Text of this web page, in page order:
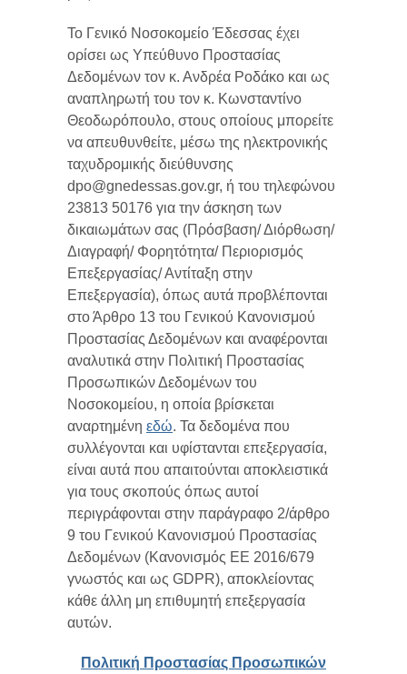
Το Γενικό Νοσοκομείο Έδεσσας έχει
ορίσει ως Υπεύθυνο Προστασίας
Δεδομένων τον κ. Ανδρέα Ροδάκο και ως
αναπληρωτή του τον κ. Κωνσταντίνο
Θεοδωρόπουλο, στους οποίους μπορείτε
να απευθυνθείτε, μέσω της ηλεκτρονικής
ταχυδρομικής διεύθυνσης
dpo@gnedessas.gov.gr, ή του τηλεφώνου
23813 50176 για την άσκηση των
δικαιωμάτων σας (Πρόσβαση/ Διόρθωση/
Διαγραφή/ Φορητότητα/ Περιορισμός
Επεξεργασίας/ Αντίταξη στην
Επεξεργασία), όπως αυτά προβλέπονται
στο Άρθρο 13 του Γενικού Κανονισμού
Προστασίας Δεδομένων και αναφέρονται
αναλυτικά στην Πολιτική Προστασίας
Προσωπικών Δεδομένων του
Νοσοκομείου, η οποία βρίσκεται
αναρτημένη εδώ. Τα δεδομένα που
συλλέγονται και υφίστανται επεξεργασία,
είναι αυτά που απαιτούνται αποκλειστικά
για τους σκοπούς όπως αυτοί
περιγράφονται στην παράγραφο 2/άρθρο
9 του Γενικού Κανονισμού Προστασίας
Δεδομένων (Κανονισμός ΕΕ 2016/679
γνωστός και ως GDPR), αποκλείοντας
κάθε άλλη μη επιθυμητή επεξεργασία
αυτών.
Πολιτική Προστασίας Προσωπικών